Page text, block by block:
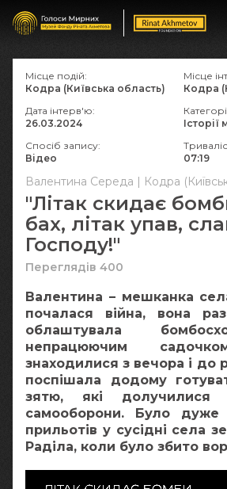
Валентина Середа | Кодра
"Літак скидає
бах, літак упав,
Господу!"
Переглядів 400
Валентина – мешканка
почалася війна, вона
облаштувала
непрацюючим
знаходилися з вечора і до
поспішала додому
зятю, які долучилися
самооборони. Було дуже
прильотів у сусідні села
Раділа, коли було збито
Місце подій:
Кодра (Київська область)
Місце
Кодра
Дата інтерв'ю:
26.03.2024
Спосіб запису:
Відео
07:19